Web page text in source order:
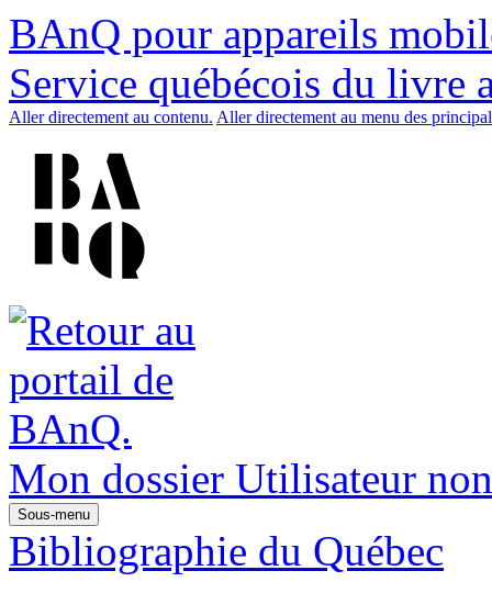
BAnQ pour appareils
Service québécois du livre
Aller directement au contenu. Aller directement au menu des
Mon dossier Utilisateur
Sous-menu
Bibliographie du Québec